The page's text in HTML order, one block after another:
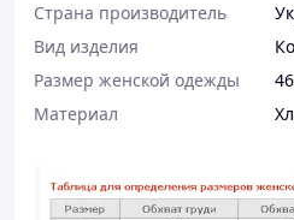
Страна производитель
Вид изделия
Размер женской одежды
46
Материал